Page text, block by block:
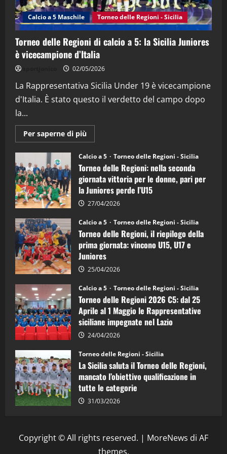
4
(Martedi 14 Aprile 2026)
15/04/2026
"SportEmpire" in Podcast
“SportEmpire” in Podcast: 26^ Puntata
08/04/2026
Calcio a 5 Maschile Torneo delle Regioni - Sicilia
Torneo delle Regioni di calcio a 5: la Sicilia Juniores
è vicecampione d’Italia
02/05/2026
La Rappresentativa Sicilia Under 19 è vicecampione
d'Italia. È stato questo il verdetto del campo dopo
la...
Per saperne di più
informazioni
Torneo
delle
Regioni
di
calcio
a
5:
la
Juniores
è
vicecampione
d’Italia
Calcio a 5 Torneo delle Regioni - Sicilia
Torneo delle Regioni: nella seconda
giornata vittoria per le donne, pari per
la Juniores perde l’U15
27/04/2026
Calcio a 5 Torneo delle Regioni - Sicilia
Torneo delle Regioni, il riepilogo della
prima giornata: vincono U15, U17 e
Juniores
25/04/2026
Calcio a 5 Torneo delle Regioni - Sicilia
Torneo delle Regioni 2026 C5: dal 25
Aprile al 1 Maggio le Rappresentative
siciliane impegnate nel Lazio
24/04/2026
Torneo delle Regioni - Sicilia
La Sicilia saluta il Torneo delle Regioni,
mancato l’obiettivo qualificazione in
tutte le categorie
31/03/2026
Copyright © All rights reserved. | MoreNews di AF
themes.